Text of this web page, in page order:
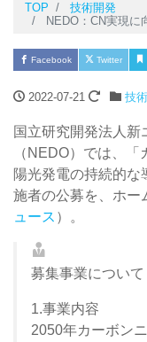
TOP
技術開発
NEDO：CN実現に向け
Facebook Twitter
2022-07-21 技
国立研究開発法人
（NEDO）では、
陽光発電の持続的な
施者の公募を、ホー
ュース ）。
募集事業について
1.事業内容
2050年カーボン